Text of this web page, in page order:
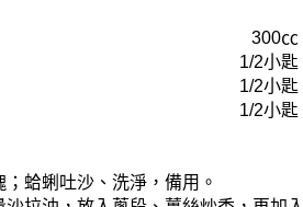
300㏄
1/2小匙
1/2小匙
1/2小匙
蛤蜊吐沙、洗淨，備用。